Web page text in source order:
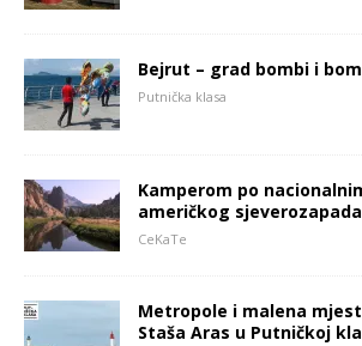
Bejrut – grad bombi i
Putnička klasa
Kamperom po
američkog sjeverozapada
CeKaTe
Metropole i malena
Staša Aras u Putničkoj